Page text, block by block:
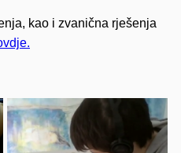
kao i zvanična rješenja